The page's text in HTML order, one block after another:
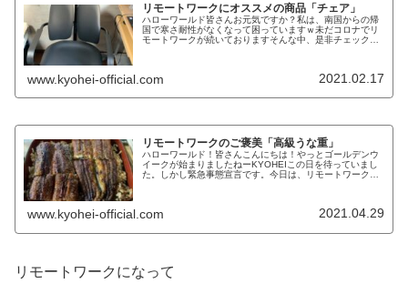
リモートワークにオススメの商品「チェア」
ハローワールド皆さんお元気ですか？私は、南国からの帰
国で寒さ耐性がなくなって困っていますｗ未だコロナでリ
モートワークが続いておりますそんな中、是非チェックし
www.kyohei-official.com 2021.02.17
リモートワークのご褒美「高級うな重」
ハローワールド！皆さんこんにちは！やっとゴールデンウ
イークが始まりましたねーKYOHEIこの日を待っていまし
た。しかし緊急事態宣言です。今日は、リモートワークに
www.kyohei-official.com 2021.04.29
リモートワークになって